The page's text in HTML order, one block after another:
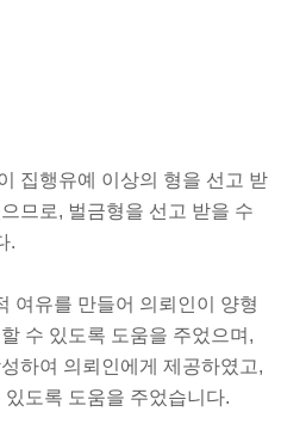
집행유예 이상의 형을 선고 받
므로, 벌금형을 선고 받을 수
.
여유를 만들어 의뢰인이 양형
수 있도록 도움을 주었으며,
하여 의뢰인에게 제공하였고,
도록 도움을 주었습니다.